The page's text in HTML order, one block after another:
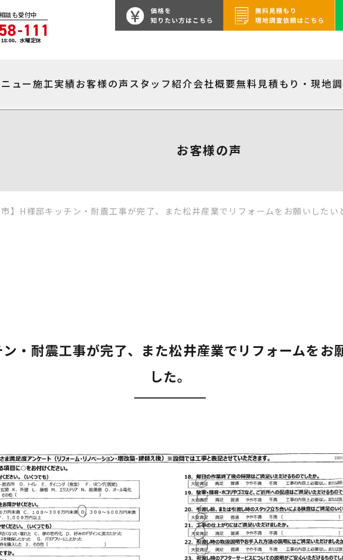
談も受付中
、水曜定休
ュー施工実績お客様の声スタッフ紹介会社概要無料見積もり・現地
お客様の声
市】H様邸キッチン・耐震工事が完了、また松井産業でリフォームをお願いした
ン・耐震工事が完了、また松井産業でリフォームを
した。